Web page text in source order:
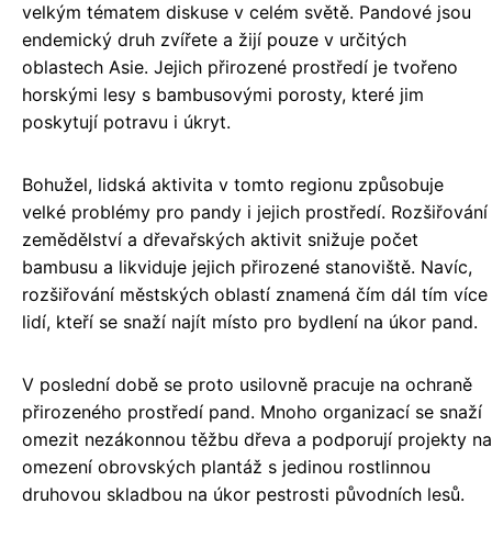
velkým tématem diskuse v celém světě. Pandové jsou
endemický druh zvířete a žijí pouze v určitých
oblastech Asie. Jejich přirozené prostředí je tvořeno
horskými lesy s bambusovými porosty, které jim
poskytují potravu i úkryt.
Bohužel, lidská aktivita v tomto regionu způsobuje
velké problémy pro pandy i jejich prostředí. Rozšiřování
zemědělství a dřevařských aktivit snižuje počet
bambusu a likviduje jejich přirozené stanoviště. Navíc,
rozšiřování městských oblastí znamená čím dál tím více
lidí, kteří se snaží najít místo pro bydlení na úkor pand.
V poslední době se proto usilovně pracuje na ochraně
přirozeného prostředí pand. Mnoho organizací se snaží
omezit nezákonnou těžbu dřeva a podporují projekty na
omezení obrovských plantáž s jedinou rostlinnou
druhovou skladbou na úkor pestrosti původních lesů.